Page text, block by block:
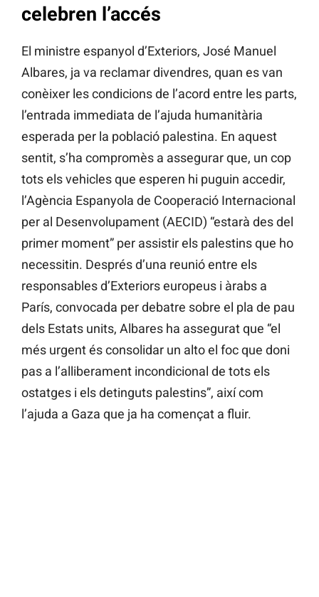
celebren l’accés
El ministre espanyol d’Exteriors, José Manuel
Albares, ja va reclamar divendres, quan es van
conèixer les condicions de l’acord entre les parts,
l’entrada immediata de l’ajuda humanitària
esperada per la població palestina. En aquest
sentit, s’ha compromès a assegurar que, un cop
tots els vehicles que esperen hi puguin accedir,
l’Agència Espanyola de Cooperació Internacional
per al Desenvolupament (AECID) “estarà des del
primer moment” per assistir els palestins que ho
necessitin. Després d’una reunió entre els
responsables d’Exteriors europeus i àrabs a
París, convocada per debatre sobre el pla de pau
dels Estats units, Albares ha assegurat que “el
més urgent és consolidar un alto el foc que doni
pas a l’alliberament incondicional de tots els
ostatges i els detinguts palestins”, així com
l’ajuda a Gaza que ja ha començat a fluir.